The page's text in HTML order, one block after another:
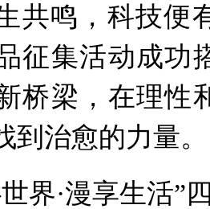
共鸣，科技便
征集活动成功
桥梁，在理性
到治愈的力量。
·漫享生活”